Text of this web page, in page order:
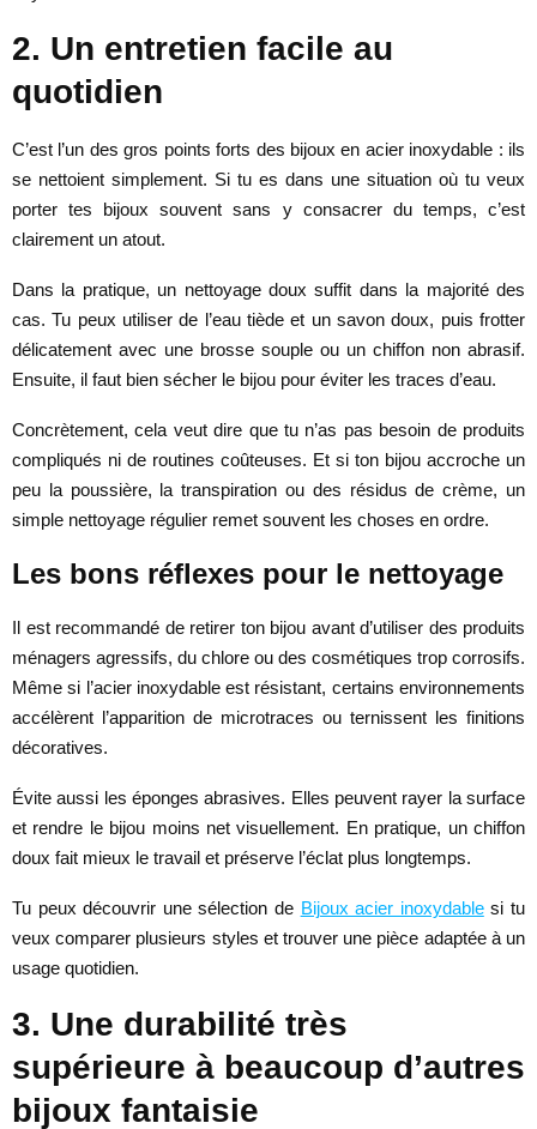
2. Un entretien facile au
quotidien
C’est l’un des gros points forts des bijoux en acier inoxydable : ils
se nettoient simplement. Si tu es dans une situation où tu veux
porter tes bijoux souvent sans y consacrer du temps, c’est
clairement un atout.
Dans la pratique, un nettoyage doux suffit dans la majorité des
cas. Tu peux utiliser de l’eau tiède et un savon doux, puis frotter
délicatement avec une brosse souple ou un chiffon non abrasif.
Ensuite, il faut bien sécher le bijou pour éviter les traces d’eau.
Concrètement, cela veut dire que tu n’as pas besoin de produits
compliqués ni de routines coûteuses. Et si ton bijou accroche un
peu la poussière, la transpiration ou des résidus de crème, un
simple nettoyage régulier remet souvent les choses en ordre.
Les bons réflexes pour le nettoyage
Il est recommandé de retirer ton bijou avant d’utiliser des produits
ménagers agressifs, du chlore ou des cosmétiques trop corrosifs.
Même si l’acier inoxydable est résistant, certains environnements
accélèrent l’apparition de microtraces ou ternissent les finitions
décoratives.
Évite aussi les éponges abrasives. Elles peuvent rayer la surface
et rendre le bijou moins net visuellement. En pratique, un chiffon
doux fait mieux le travail et préserve l’éclat plus longtemps.
Tu peux découvrir une sélection de Bijoux acier inoxydablesi tu
veux comparer plusieurs styles et trouver une pièce adaptée à un
usage quotidien.
3. Une durabilité très
supérieure à beaucoup d’autres
bijoux fantaisie